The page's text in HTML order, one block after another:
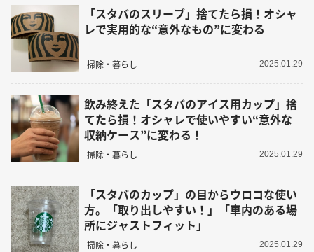
「スタバのスリーブ」捨てたら損！オシャ
レで実用的な“意外なもの”に変わる
掃除・暮らし 2025.01.29
飲み終えた「スタバのアイス用カップ」捨
てたら損！オシャレで使いやすい“意外な
収納ケース”に変わる！
掃除・暮らし 2025.01.29
「スタバのカップ」の目からウロコな使い
方。「取り出しやすい！」「車内のある場
所にジャストフィット」
掃除・暮らし 2025.01.29